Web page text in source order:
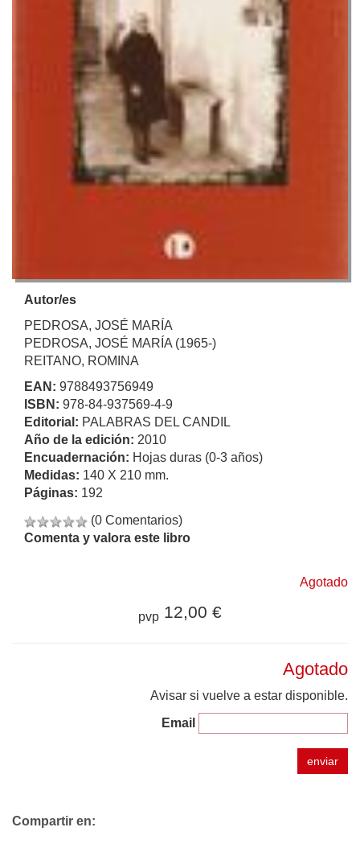
Autor/es
PEDROSA, JOSÉ MARÍA
PEDROSA, JOSÉ MARÍA (1965-)
REITANO, ROMINA
EAN: 9788493756949
ISBN: 978-84-937569-4-9
Editorial: PALABRAS DEL CANDIL
Año de la edición: 2010
Encuadernación: Hojas duras (0-3 años)
Medidas: 140 X 210 mm.
Páginas: 192
(0 Comentarios)
Comenta y valora este libro
Agotado
pvp 12,00 €
Agotado
Avisar si vuelve a estar disponible.
Email
enviar
Compartir en: